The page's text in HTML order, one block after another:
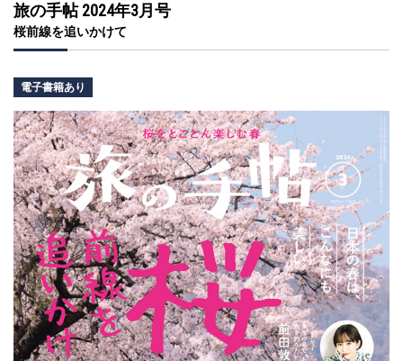
旅の手帖 2024年3月号
桜前線を追いかけて
電子書籍あり